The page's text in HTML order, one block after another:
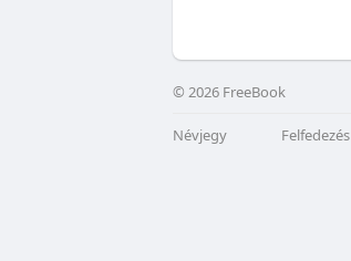
© 2026 FreeBook
Névjegy Felfedezés